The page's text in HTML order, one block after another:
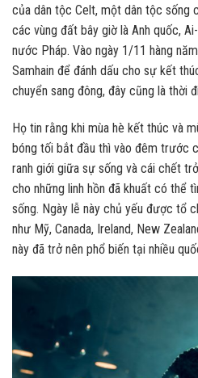
của dân tộc Celt, một dân tộc sống
các vùng đất bây giờ là Anh quốc,
nước Pháp. Vào ngày 1/11 hàng
Samhain để đánh dấu cho sự kết
chuyển sang đông, đây cũng là thời
Họ tin rằng khi mùa hè kết thúc và
bóng tối bắt đầu thì vào đêm trước
ranh giới giữa sự sống và cái chết
cho những linh hồn đã khuất có thể
sống. Ngày lễ này chủ yếu được tổ
như Mỹ, Canada, Ireland, New
này đã trở nên phổ biến tại nhiều